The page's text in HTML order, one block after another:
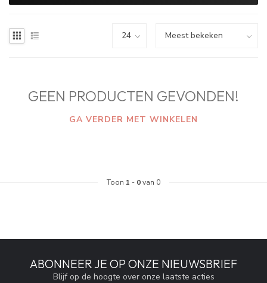
GEEN PRODUCTEN GEVONDEN!
GA VERDER MET WINKELEN
Toon 1 - 0van 0
ABONNEER JE OP ONZE NIEUWSBRIEF
Blijf op de hoogte over onze laatste acties